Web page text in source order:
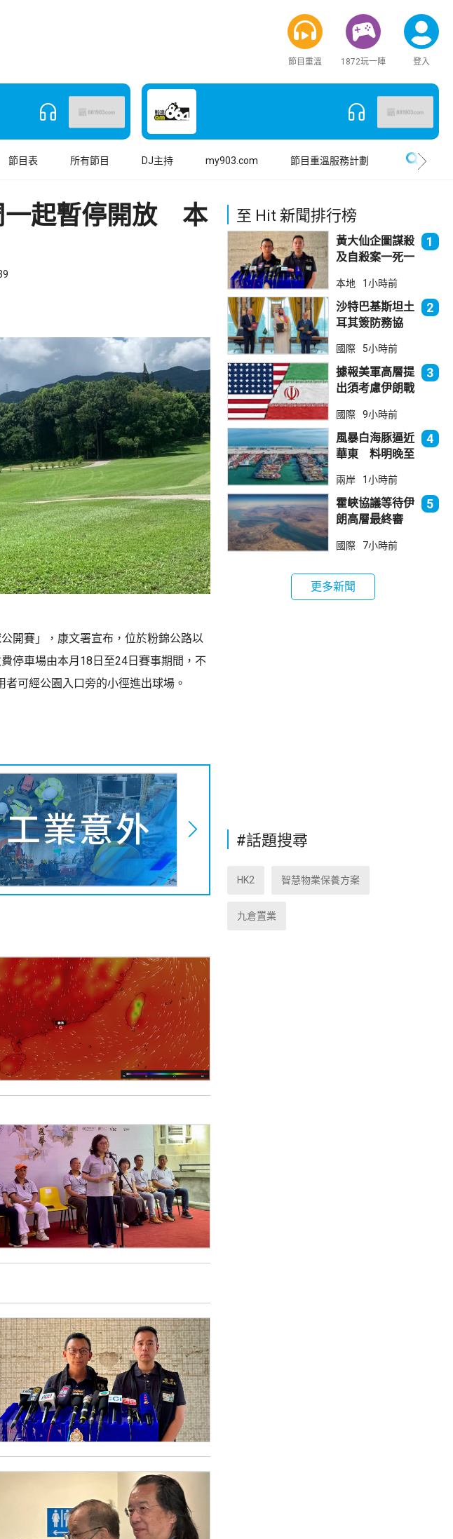
節目重溫 1872玩一陣 登入
節目表 所有節目 DJ主持 my903.com 節目重溫服務計劃
一起暫停開放 本
開賽」，康文署宣布，位於粉錦公路以
停車場由本月18日至24日賽事期間，不
可經公園入口旁的小徑進出球場。
至 Hit 新聞排行榜
黃大仙企圖謀殺
及自殺案一死一
1
本地 1小時前
沙特巴基斯坦土
耳其簽防務協
林團結
2
國際 5小時前
據報美軍高層提
出須考慮伊朗戰
3
國際 9小時前
風暴白海豚逼近
華東 料明晚至
帶
4
兩岸 1小時前
霍峽協議等待伊
朗高層最終審
航道後解除封鎖
5
國際 7小時前
更多新聞
#話題搜尋
HK2 智慧物業保養方案
九倉置業